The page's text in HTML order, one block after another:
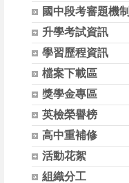
國中段考審題機制
升學考試資訊
學習歷程資訊
檔案下載區
獎學金專區
英檢榮譽榜
高中重補修
活動花絮
組織分工